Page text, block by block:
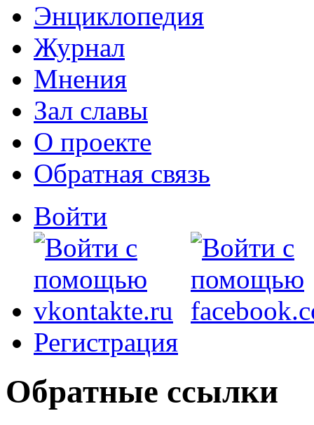
Энциклопедия
Журнал
Мнения
Зал славы
О проекте
Обратная связь
Войти
Регистрация
Обратные ссылки